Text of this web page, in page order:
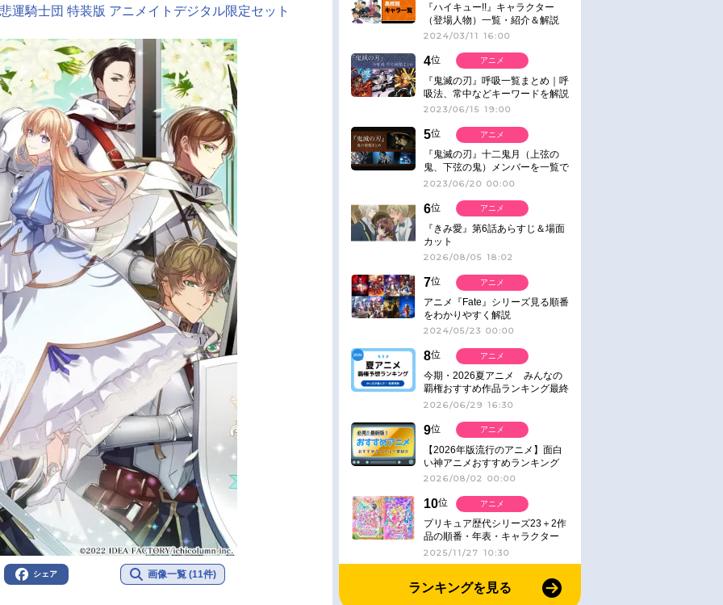
運騎士団 特装版 アニメイトデジタル限定セット
シェア 画像一覧 (11件)
『ハイキュー!!』キャラクター
（登場人物）一覧・紹介＆解説
2024/03/11 16:00
4位
『鬼滅の刃』呼吸一覧まとめ｜呼
吸法、常中などキーワードを解説
2023/06/15 19:00
アニメ
5位
『鬼滅の刃』十二鬼月（上弦の
鬼、下弦の鬼）メンバーを一覧で
紹介＆解説（登場鬼の情報まと
2023/06/20 00:00
アニメ
6位
『きみ愛』第6話あらすじ＆場面
カット
2026/08/05 18:02
アニメ
7位
アニメ『Fate』シリーズ見る順番
をわかりやすく解説
2024/05/23 00:00
アニメ
8位
今期・2026夏アニメ みんなの
覇権おすすめ作品ランキング最終
結果発表！
2026/06/29 16:30
アニメ
9位
【2026年版流行のアニメ】面白
い神アニメおすすめランキング
【名作・話題作】｜ジャンル別人
2026/08/02 00:00
アニメ
10位
プリキュア歴代シリーズ23＋2作
品の順番・年表・キャラクター
【2025年版】
2025/11/27 10:30
アニメ
ランキングを見る